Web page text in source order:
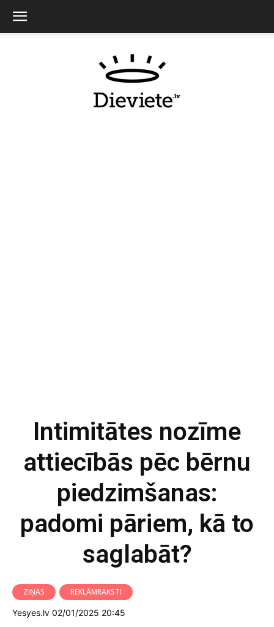
Intimitātes nozīme
attiecībās pēc bērnu
piedzimšanas:
padomi pāriem, kā to
saglabāt?
ZIŅAS
REKLĀMRAKSTI
Yesyes.lv 02/01/2025 20:45